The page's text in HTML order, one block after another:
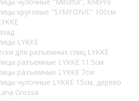
круговые "SYMFONIE" 100см
LYKKE
для разъемных спиц LYKKE
разъемные LYKKE 11.5см
разъемные LYKKE 7см
чулочные LYKKE 15см, дерево
Grossa